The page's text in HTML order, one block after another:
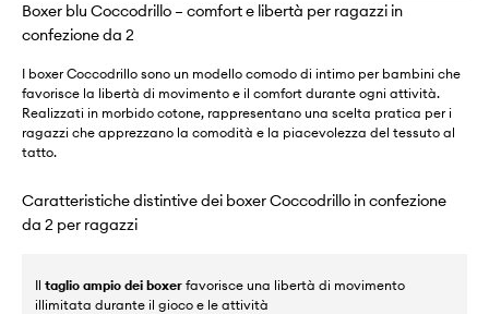
Boxer blu Coccodrillo – comfort e libertà per ragazzi in
confezione da 2
I boxer Coccodrillo sono un modello comodo di intimo per bambini che
favorisce la libertà di movimento e il comfort durante ogni attività.
Realizzati in morbido cotone, rappresentano una scelta pratica per i
ragazzi che apprezzano la comodità e la piacevolezza del tessuto al
tatto.
Caratteristiche distintive dei boxer Coccodrillo in confezione
da 2 per ragazzi
Il taglio ampio dei boxer favorisce una libertà di movimento
illimitata durante il gioco e le attività